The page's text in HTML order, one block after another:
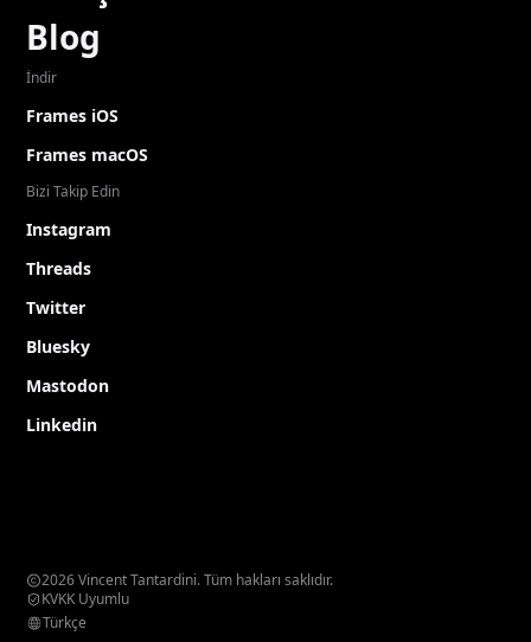
Blog
İndir
Frames iOS
Frames macOS
Bizi Takip Edin
Instagram
Threads
Twitter
Bluesky
Mastodon
Linkedin
2026 Vincent Tantardini. Tüm hakları saklıdır.
KVKK Uyumlu
Türkçe